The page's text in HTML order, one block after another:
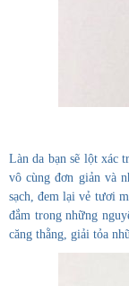
Làn da bạn sẽ lột xác
vô cùng đơn giản và
sạch, đem lại vẻ tươi
đắm trong những
căng thằng, giải tỏa